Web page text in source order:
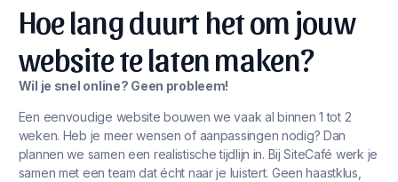
Hoe lang duurt het om jouw
website te laten maken?
Wil je snel online? Geen probleem!
Een eenvoudige website bouwen we vaak al binnen 1 tot 2
weken. Heb je meer wensen of aanpassingen nodig? Dan
plannen we samen een realistische tijdlijn in. Bij SiteCafé werk je
samen met een team dat écht naar je luistert. Geen haastklus,